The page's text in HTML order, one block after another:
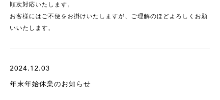
順次対応いたします。
お客様にはご不便をお掛けいたしますが、ご理解のほどよろしくお願
いいたします。
2024.12.03
年末年始休業のお知らせ